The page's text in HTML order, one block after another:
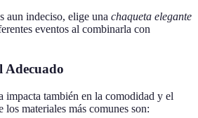
aun indeciso, elige una chaqueta elegante
eventos al combinarla con
Adecuado
impacta también en la comodidad y el
materiales más comunes son: